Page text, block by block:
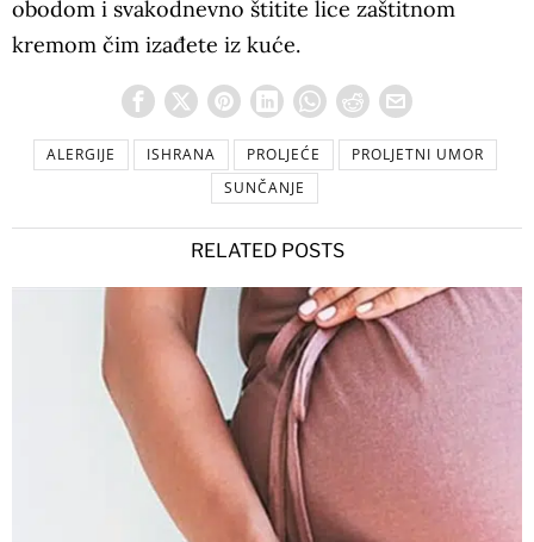
obodom i svakodnevno štitite lice zaštitnom
kremom čim izađete iz kuće.
ALERGIJE ISHRANA PROLJEĆE
PROLJETNI UMOR
SUNČANJE
RELATED POSTS